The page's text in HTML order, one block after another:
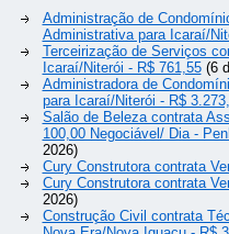
Administração de
Administrativa para Icaraí/
Terceirização de Serviços
Icaraí/Niterói - R$ 761,55(6
Administradora de
para Icaraí/Niterói - R$
Salão de Beleza contrata
100,00 Negociável/ Dia -
2026)
Cury Construtora contrata
Cury Construtora contrata
2026)
Construção Civil contrata